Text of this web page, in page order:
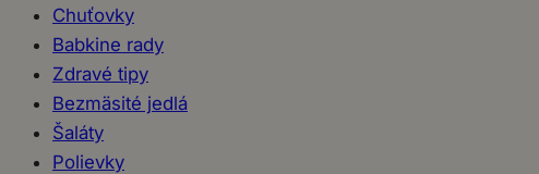
Chuťovky
Babkine rady
Zdravé tipy
Bezmäsité jedlá
Šaláty
Polievky